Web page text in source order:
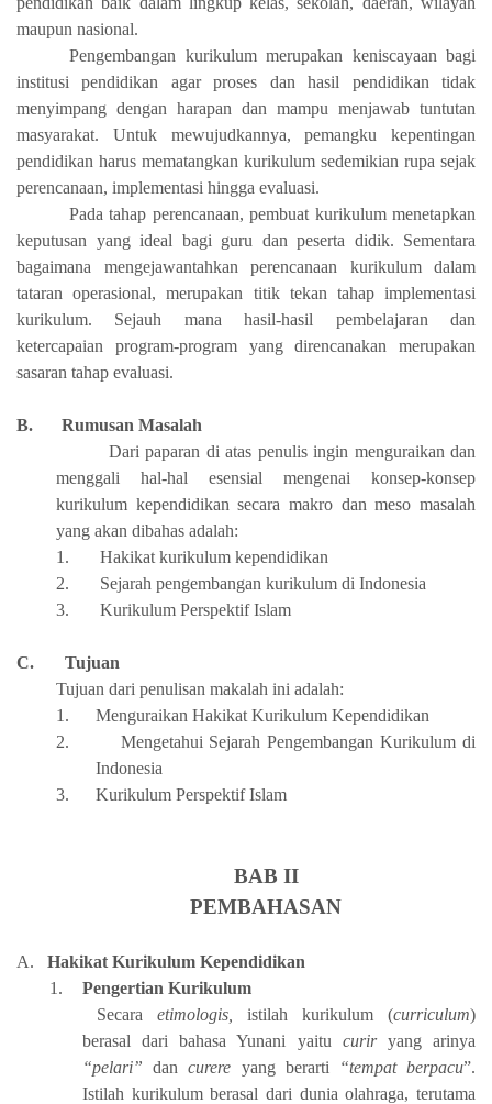
maupun nasional.
Pengembangan kurikulum merupakan keniscayaan bagi
institusi pendidikan agar proses dan hasil pendidikan tidak
menyimpang dengan harapan dan mampu menjawab tuntutan
masyarakat. Untuk mewujudkannya, pemangku kepentingan
pendidikan harus mematangkan kurikulum sedemikian rupa sejak
perencanaan, implementasi hingga evaluasi.
Pada tahap perencanaan, pembuat kurikulum menetapkan
keputusan yang ideal bagi guru dan peserta didik. Sementara
bagaimana mengejawantahkan perencanaan kurikulum dalam
tataran operasional, merupakan titik tekan tahap implementasi
kurikulum. Sejauh mana hasil-hasil pembelajaran dan
ketercapaian program-program yang direncanakan merupakan
sasaran tahap evaluasi.
B.
Rumusan Masalah
Dari paparan di atas penulis ingin menguraikan dan
menggali hal-hal esensial mengenai konsep-konsep
kurikulum kependidikan secara makro dan meso masalah
yang akan dibahas adalah:
1.
Hakikat kurikulum kependidikan
2.
Sejarah pengembangan kurikulum di Indonesia
3.
Kurikulum Perspektif Islam
C.
Tujuan
Tujuan dari penulisan makalah ini adalah:
1.
Menguraikan Hakikat Kurikulum Kependidikan
2.
Mengetahui Sejarah Pengembangan Kurikulum di
Indonesia
3.
Kurikulum Perspektif Islam
BAB II
PEMBAHASAN
A.
Hakikat Kurikulum Kependidikan
1.
Pengertian Kurikulum
Secara etimologis, istilah kurikulum (curriculum)
berasal dari bahasa Yunani yaitu curiryang arinya
“pelari” dancurere yang berarti “tempat berpacu”.
Istilah kurikulum berasal dari dunia olahraga, terutama